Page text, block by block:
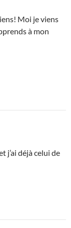
Moi je viens
à mon
j’ai déjà celui de